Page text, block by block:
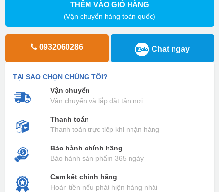
THÊM VÀO GIỎ HÀNG
(Vận chuyển hàng toàn quốc)
0932060286 Chat ngay
TẠI SAO CHỌN CHÚNG TÔI?
Vận chuyển
Vận chuyển và lắp đặt tận nơi
Thanh toán
Thanh toán trực tiếp khi nhận hàng
Bảo hành chính hãng
Bảo hành sản phẩm 365 ngày
Cam kết chính hãng
Hoàn tiền nếu phát hiện hàng nhái